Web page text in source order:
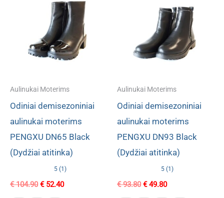
Aulinukai Moterims
Odiniai demisezoniniai
aulinukai moterims
PENGXU DN65 Black
(Dydžiai atitinka)
5 (1)
€104.90 Original
€52.40Current
Aulinukai Moterims
Odiniai demisezoniniai
aulinukai moterims
PENGXU DN93 Black
(Dydžiai atitinka)
5 (1)
€93.80 Original
€49.80Current